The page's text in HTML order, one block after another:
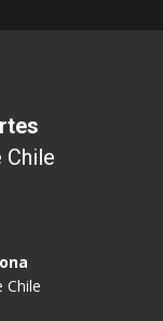
Chile
Chile